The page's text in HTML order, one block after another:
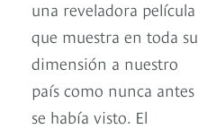
una reveladora película
que muestra en toda su
dimensión a nuestro
país como nunca antes
se había visto. El